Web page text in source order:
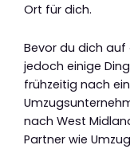
Ort für dich.
Bevor du dich
jedoch einige
frühzeitig nach
nach West
Partner wie